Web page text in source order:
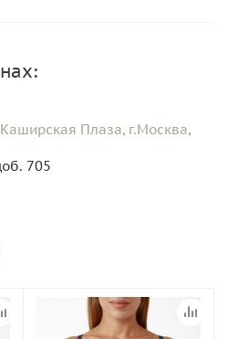
Плаза, г.Москва,
705